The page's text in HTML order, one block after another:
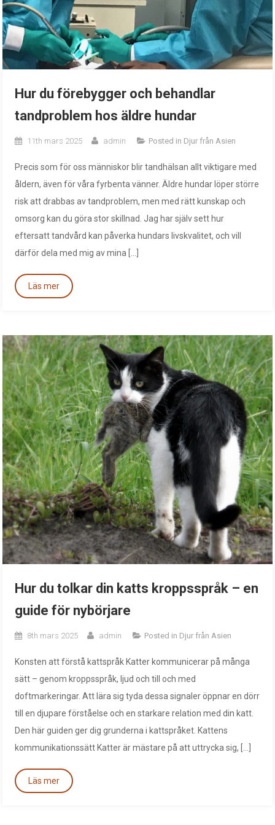
Hur du förebygger och behandlar
tandproblem hos äldre hundar
11th mars 2025 admin Posted in Djur från Asien
Precis som för oss människor blir tandhälsan allt viktigare med
åldern, även för våra fyrbenta vänner. Äldre hundar löper större
risk att drabbas av tandproblem, men med rätt kunskap och
omsorg kan du göra stor skillnad. Jag har själv sett hur
eftersatt tandvård kan påverka hundars livskvalitet, och vill
därför dela med mig av mina […]
Hur du tolkar din katts kroppsspråk – en
guide för nybörjare
8th mars 2025 admin Posted in Djur från Asien
Konsten att förstå kattspråk Katter kommunicerar på många
sätt – genom kroppsspråk, ljud och till och med
doftmarkeringar. Att lära sig tyda dessa signaler öppnar en dörr
till en djupare förståelse och en starkare relation med din katt.
Den här guiden ger dig grunderna i kattspråket. Kattens
kommunikationssätt Katter är mästare på att uttrycka sig, […]